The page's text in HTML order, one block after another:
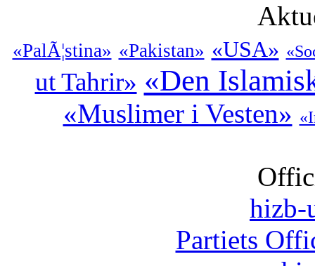
«PalÃ¦stina» «Pakistan» «USA»
ut Tahrir» «Den
«Muslimer i Vesten»
hizb-
Partiets